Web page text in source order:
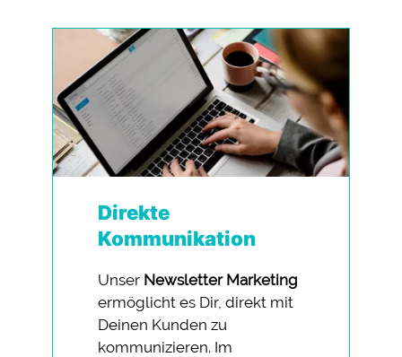
Direkte
Kommunikation
Unser Newsletter Marketing
ermöglicht es Dir, direkt mit
Deinen Kunden zu
kommunizieren. Im